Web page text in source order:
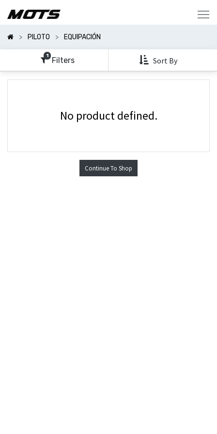
PILOTO EQUIPACIÓN
1 Filters Sort By
Categorías
Mostrar
Opciones
No product defined.
Continue To Shop